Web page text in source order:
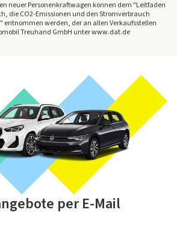
neuer Personenkraftwagen können dem "Leitfaden
die CO2-Emissionen und den Stromverbrauch
entnommen werden, der an allen Verkaufsstellen
Treuhand GmbH unter www.dat.de
per E-Mail